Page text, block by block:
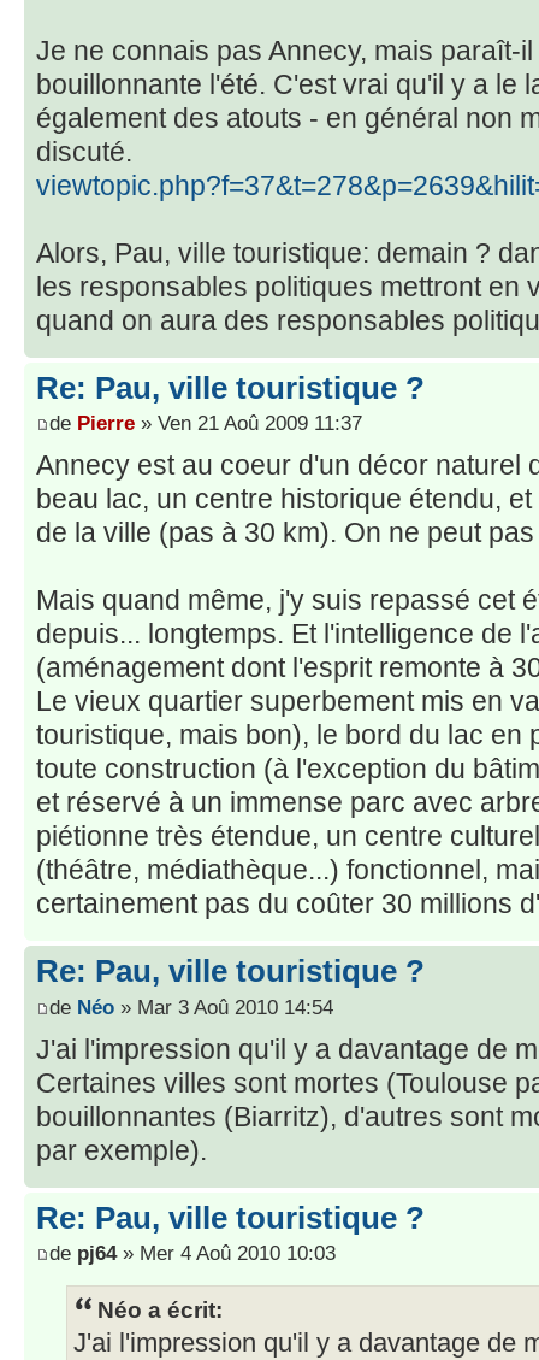
Je ne connais pas Annecy, mais paraît-
bouillonnante l'été. C'est vrai qu'il y a le
également des atouts - en général non
discuté.
Alors, Pau, ville touristique: demain ?
les responsables politiques mettront en
quand on aura des responsables
Re: Pau, ville touristique ?
de Pierre » Ven 21 Aoû 2009 11:37
Annecy est au coeur d'un décor naturel
beau lac, un centre historique étendu,
de la ville (pas à 30 km). On ne peut
Mais quand même, j'y suis repassé cet
depuis... longtemps. Et l'intelligence de
(aménagement dont l'esprit remonte à
Le vieux quartier superbement mis en
touristique, mais bon), le bord du lac en
toute construction (à l'exception du
et réservé à un immense parc avec
piétionne très étendue, un centre
(théâtre, médiathèque...) fonctionnel,
certainement pas du coûter 30 millions
Re: Pau, ville touristique ?
de Néo » Mar 3 Aoû 2010 14:54
J'ai l'impression qu'il y a davantage de
Certaines villes sont mortes (Toulouse
bouillonnantes (Biarritz), d'autres sont
par exemple).
Re: Pau, ville touristique ?
de pj64» Mer 4 Aoû 2010 10:03
Néo a écrit:
J'ai l'impression qu'il y a davantage de